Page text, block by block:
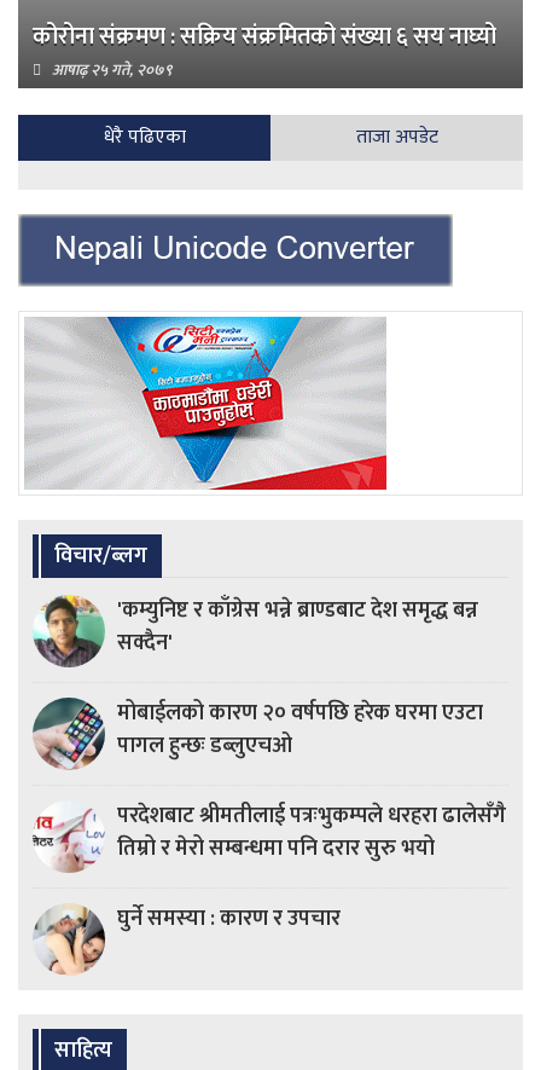
कोरोना संक्रमण : सक्रिय संक्रमितको संख्या ६ सय नाघ्यो
आषाढ़ २५ गते, २०७९
धेरै पढिएका ताजा अपडेट
विचार/ब्लग
'कम्युनिष्ट र काँग्रेस भन्ने ब्राण्डबाट देश समृद्ध बन्न
सक्दैन'
मोबाईलको कारण २० वर्षपछि हरेक घरमा एउटा
पागल हुन्छः डब्लुएचओ
परदेशबाट श्रीमतीलाई पत्रःभुकम्पले धरहरा ढालेसँगै
तिम्रो र मेरो सम्बन्धमा पनि दरार सुरु भयो
घुर्ने समस्या : कारण र उपचार
साहित्य